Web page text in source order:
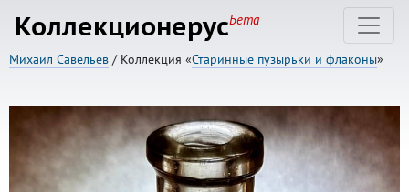
КоллекционерусБета
Михаил Савельев / Коллекция «Старинные пузырьки и флаконы»